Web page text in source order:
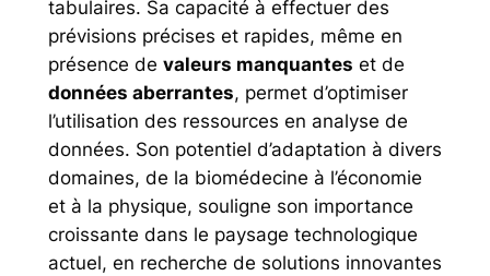
tabulaires. Sa capacité à effectuer des
prévisions précises et rapides, même en
présence de valeurs manquantes et de
données aberrantes, permet d’optimiser
l’utilisation des ressources en analyse de
données. Son potentiel d’adaptation à divers
domaines, de la biomédecine à l’économie
et à la physique, souligne son importance
croissante dans le paysage technologique
actuel, en recherche de solutions innovantes